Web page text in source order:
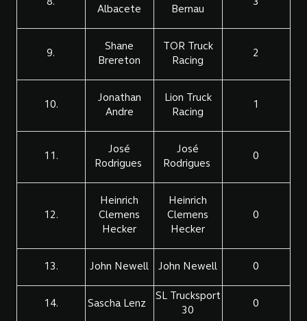
8.
Albacete
Bernau
3
9.
Shane
Brereton
TOR Truck
Racing
2
10.
Jonathan
Andre
Lion Truck
Racing
1
11.
José
Rodrigues
José
Rodrigues
0
12.
Heinrich
Clemens
Hecker
Heinrich
Clemens
Hecker
0
13. John Newell John Newell 0
14. Sascha Lenz
SL Trucksport
30
0